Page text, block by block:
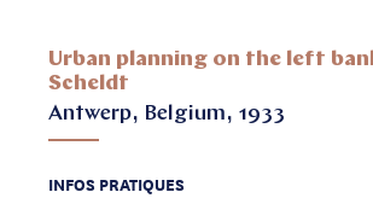
Urban planning on the left
Scheldt
Antwerp, Belgium, 1933
INFOS PRATIQUES